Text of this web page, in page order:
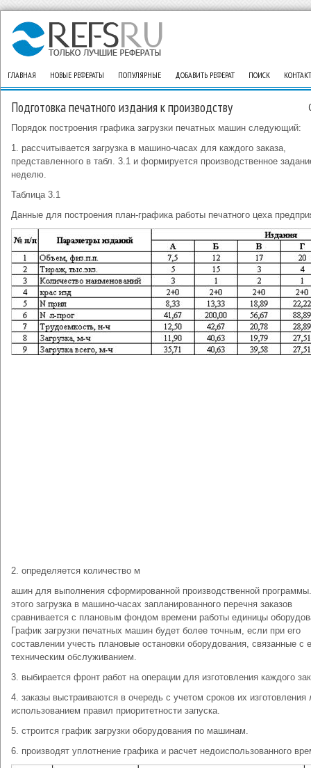
ГЛАВНАЯ НОВЫЕ РЕФЕРАТЫ ПОПУЛЯРНЫЕ ДОБАВИТЬ РЕФЕРАТ ПОИСК
Подготовка печатного издания к производству
Порядок построения графика загрузки печатных машин следующий:
1. рассчитывается загрузка в машино-часах для каждого заказа,
представленного в табл. 3.1 и формируется производственное
неделю.
Таблица 3.1
Данные для построения план-графика работы печатного цеха
2. определяется количество м
ашин для выполнения сформированной производственной
этого загрузка в машино-часах запланированного перечня заказов
сравнивается с плановым фондом времени работы единицы
График загрузки печатных машин будет более точным, если при его
составлении учесть плановые остановки оборудования, связанные с
техническим обслуживанием.
3. выбирается фронт работ на операции для изготовления каждого
4. заказы выстраиваются в очередь с учетом сроков их изготовления
использованием правил приоритетности запуска.
5. строится график загрузки оборудования по машинам.
6. производят уплотнение графика и расчет недоиспользованного